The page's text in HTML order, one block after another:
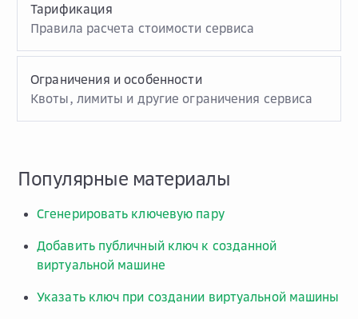
Тарификация
Правила расчета стоимости сервиса
Ограничения и особенности
Квоты, лимиты и другие ограничения сервиса
Популярные материалы
Сгенерировать ключевую пару
Добавить публичный ключ к созданной
виртуальной машине
Указать ключ при создании виртуальной машины